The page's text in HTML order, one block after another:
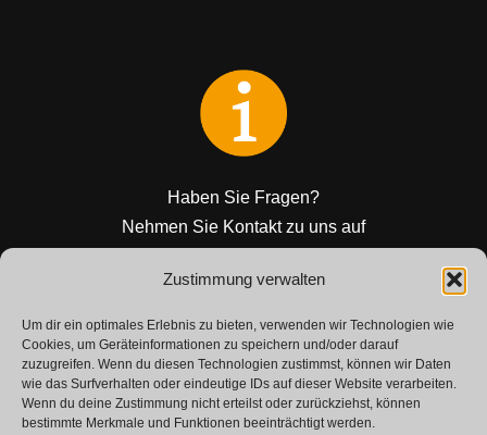
Zustimmung verwalten
Um dir ein optimales Erlebnis zu bieten, verwenden wir Technologien wie
Cookies, um Geräteinformationen zu speichern und/oder darauf
zuzugreifen. Wenn du diesen Technologien zustimmst, können wir Daten
wie das Surfverhalten oder eindeutige IDs auf dieser Website verarbeiten.
Wenn du deine Zustimmung nicht erteilst oder zurückziehst, können
bestimmte Merkmale und Funktionen beeinträchtigt werden.
Haben Sie Fragen?
Nehmen Sie Kontakt zu uns auf